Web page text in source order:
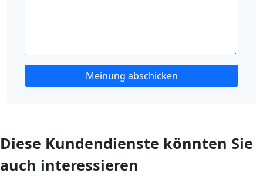
Meinung abschicken
Diese Kundendienste könnten Sie
auch interessieren